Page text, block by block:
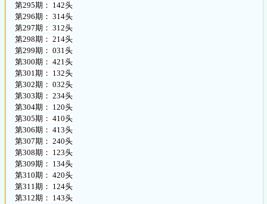
第295期： 142头
第296期： 314头
第297期： 312头
第298期： 214头
第299期： 031头
第300期： 421头
第301期： 132头
第302期： 032头
第303期： 234头
第304期： 120头
第305期： 410头
第306期： 413头
第307期： 240头
第308期： 123头
第309期： 134头
第310期： 420头
第311期： 124头
第312期： 143头